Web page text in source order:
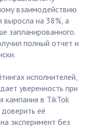
взаимодействию
выросла на 38%, а
запланированного.
полный отчет и
исполнителей,
уверенность при
кампания в TikTok
её
эксперимент без